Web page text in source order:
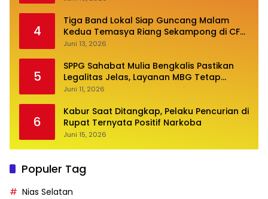
4
Tiga Band Lokal Siap Guncang Malam
Kedua Temasya Riang Sekampong di CFN
Jalan Pembangunan
Juni 13, 2026
5
SPPG Sahabat Mulia Bengkalis Pastikan
Legalitas Jelas, Layanan MBG Tetap
Optimal
Juni 11, 2026
6
Kabur Saat Ditangkap, Pelaku Pencurian di
Rupat Ternyata Positif Narkoba
Juni 15, 2026
Populer Tag
Nias Selatan